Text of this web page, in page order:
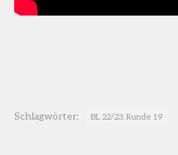
Schlagwörter: BL 22/23: Runde 19